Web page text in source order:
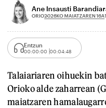
Ane Insausti
ORIO2026KO MAIATZAREN 16A
Entzun
00:00:00 00:04:48
Talaiariaren oihuekin
Orioko alde zaharrean
maiatzaren